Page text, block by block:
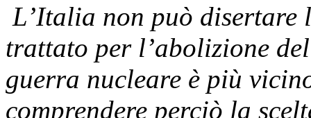
L’Italia non può disertare
trattato per l’abolizione
guerra nucleare è più
comprendere perciò la